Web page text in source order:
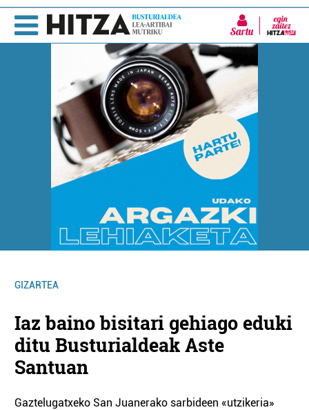
Sartu
GIZARTEA
Iaz baino bisitari gehiago eduki
ditu Busturialdeak Aste
Santuan
Gaztelugatxeko San Juanerako sarbideen «utzikeria»